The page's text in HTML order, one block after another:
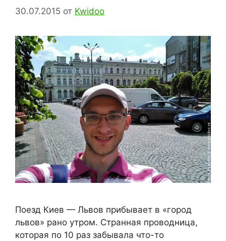
30.07.2015 от Kwidoo
Поезд Киев — Львов прибывает в «город
львов» рано утром. Странная проводница,
которая по 10 раз забывала что-то